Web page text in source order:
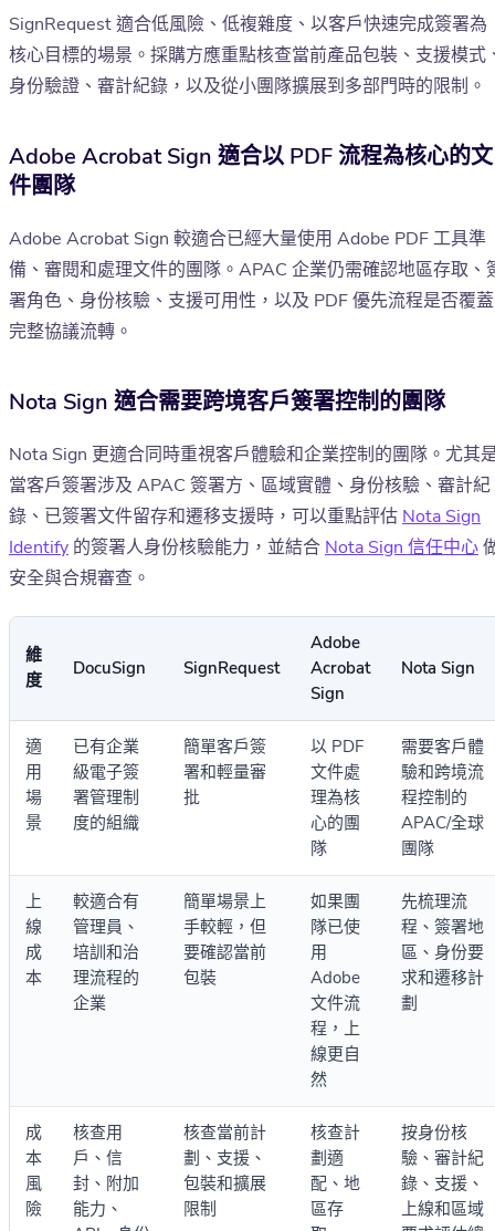
SignRequest 適合低風險、低複雜度、以客戶快速完成簽署為
核心目標的場景。採購方應重點核查當前產品包裝、支援模式
身份驗證、審計紀錄，以及從小團隊擴展到多部門時的限制。
Adobe Acrobat Sign 適合以 PDF 流程為核心的文
件團隊
Adobe Acrobat Sign 較適合已經大量使用 Adobe PDF 工具準
備、審閱和處理文件的團隊。APAC 企業仍需確認地區存取、
署角色、身份核驗、支援可用性，以及 PDF 優先流程是否覆蓋
完整協議流轉。
Nota Sign 適合需要跨境客戶簽署控制的團隊
Nota Sign 更適合同時重視客戶體驗和企業控制的團隊。尤其
當客戶簽署涉及 APAC 簽署方、區域實體、身份核驗、審計紀
錄、已簽署文件留存和遷移支援時，可以重點評估 Nota Sign
Identify 的簽署人身份核驗能力，並結合 Nota Sign 信任中心
安全與合規審查。
維
度
DocuSign SignRequest
Adobe
Acrobat
Sign
Nota Sign
適
用
場
景
已有企業
級電子簽
署管理制
度的組織
簡單客戶簽
署和輕量審
批
以 PDF
文件處
理為核
心的團
隊
需要客戶體
驗和跨境流
程控制的
APAC/全球
團隊
上
線
成
本
較適合有
管理員、
培訓和治
理流程的
企業
簡單場景上
手較輕，但
要確認當前
包裝
如果團
隊已使
用
Adobe
文件流
程，上
線更自
然
先梳理流
程、簽署地
區、身份要
求和遷移計
劃
成
本
風
險
核查用
戶、信
封、附加
能力、
核查當前計
劃、支援、
包裝和擴展
限制
核查計
劃適
配、地
區存
按身份核
驗、審計紀
錄、支援、
上線和區域